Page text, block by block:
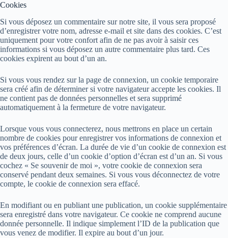
Cookies
Si vous déposez un commentaire sur notre site, il vous sera proposé
d’enregistrer votre nom, adresse e-mail et site dans des cookies. C’est
uniquement pour votre confort afin de ne pas avoir à saisir ces
informations si vous déposez un autre commentaire plus tard. Ces
cookies expirent au bout d’un an.
Si vous vous rendez sur la page de connexion, un cookie temporaire
sera créé afin de déterminer si votre navigateur accepte les cookies. Il
ne contient pas de données personnelles et sera supprimé
automatiquement à la fermeture de votre navigateur.
Lorsque vous vous connecterez, nous mettrons en place un certain
nombre de cookies pour enregistrer vos informations de connexion et
vos préférences d’écran. La durée de vie d’un cookie de connexion est
de deux jours, celle d’un cookie d’option d’écran est d’un an. Si vous
cochez « Se souvenir de moi », votre cookie de connexion sera
conservé pendant deux semaines. Si vous vous déconnectez de votre
compte, le cookie de connexion sera effacé.
En modifiant ou en publiant une publication, un cookie supplémentaire
sera enregistré dans votre navigateur. Ce cookie ne comprend aucune
donnée personnelle. Il indique simplement l’ID de la publication que
vous venez de modifier. Il expire au bout d’un jour.